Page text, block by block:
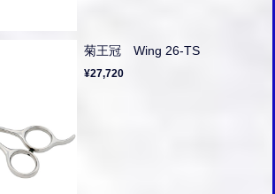
菊王冠 Wing 26-TS
¥27,720